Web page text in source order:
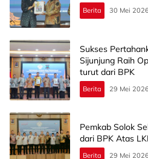
Berita 30 Mei 2026
Sukses
Sijunjung Raih
turut dari BPK
Berita 29 Mei 2026
Pemkab Solok
dari BPK Atas
Berita 29 Mei 2026